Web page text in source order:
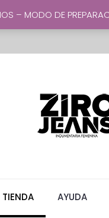
TIENDA AYUDA
– MODO DE